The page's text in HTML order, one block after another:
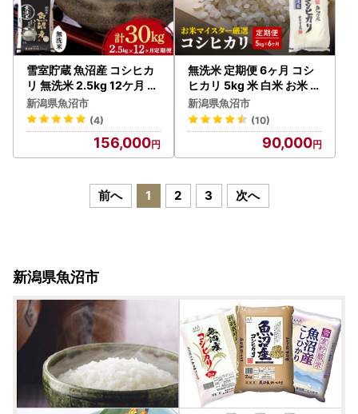
雪室貯蔵 魚沼産 コシヒカ
リ 無洗米 2.5kg 12ケ月 連
続お届け ( 米 定期便 お米
こめ コメ おこめ 白米 こし
ひかり 12回 30kg お楽し
新潟県魚沼市
(4)
156,000
無洗米 定期便 6ヶ月 コシ
ヒカリ 5kg 米 白米 お米 魚
沼産コシヒカリ 新潟米 新
潟 魚沼市 定期 6回
新潟県魚沼市
(10)
90,000
前へ 1 2 3 次へ
新潟県魚沼市